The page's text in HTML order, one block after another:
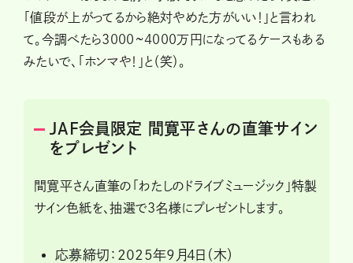
「値段が上がってるから絶対やめた方がいい！」と言われ
て。今調べたら3000~4000万円になってるケースもある
みたいで、「ホンマや！」と（笑）。
JAF会員限定 間寛平さんの直筆サイン
をプレゼント
間寛平さん直筆の「わたしのドライブミュージック」特製
サイン色紙を、抽選で3名様にプレゼントします。
応募締切：2025年9月4日（木）